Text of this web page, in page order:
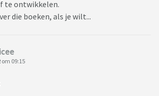
te ontwikkelen.
die boeken, als je wilt...
om 09:15